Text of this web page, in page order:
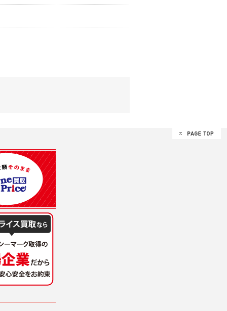
、その許可の際にご同意いただいた内容
請求収納、商品・サービスの提供、品
、お客様からのお申し出により利用を停
得ることが困難であるとき。
して協力する必要がある場合であって、
し、委託する場合は委託した個人データ
サービス等が利用できない場合があり
追加規定は、本規約の一部を構成しま
す。
るものとします。弊社が本規約を変更し
ト又は本サービスを利用された場合に
及び弊社が指定する個人情報などを、ユ
のとします。
、第三者の使用などによる損害の責任
きを行なうものとします。
用する過程において、弊社が知り得た情